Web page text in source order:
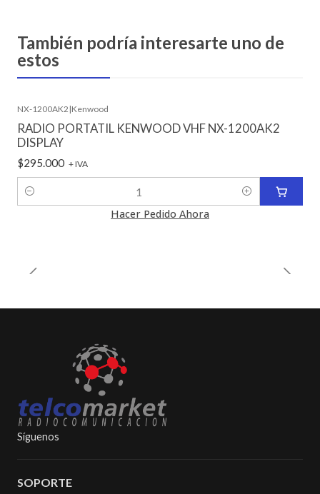
También podría interesarte uno de
estos
NX-1200AK2 |Kenwood
RADIO PORTATIL KENWOOD VHF NX-1200AK2
DISPLAY
$295.000 + IVA
Cantidad
Hacer Pedido Ahora
Síguenos
SOPORTE